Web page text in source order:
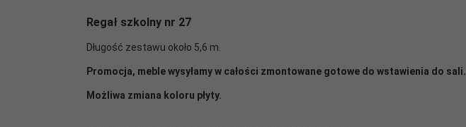
Regał szkolny nr 27
Długość zestawu około 5,6 m.
Promocja, meble wysyłamy w całości zmontowane gotowe do wstawienia do sali.
Możliwa zmiana koloru płyty.
400 mm: cały zestaw szafek